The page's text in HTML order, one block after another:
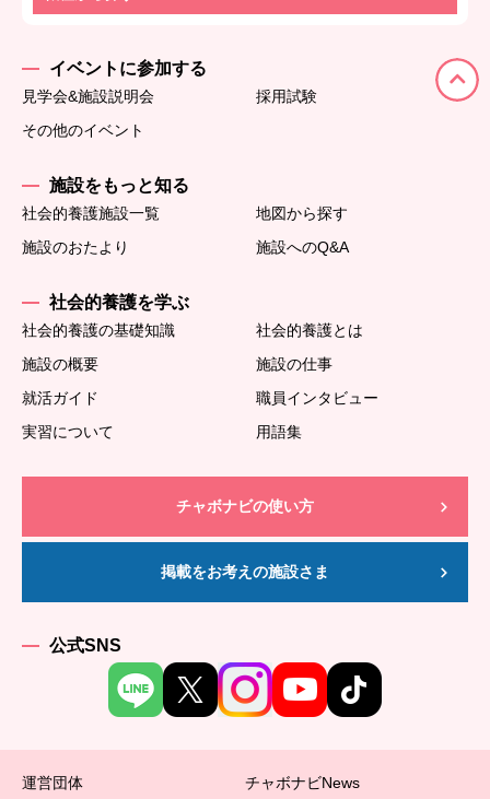
イベントに参加する
見学会&施設説明会
採用試験
その他のイベント
施設をもっと知る
社会的養護施設一覧
地図から探す
施設のおたより
施設へのQ&A
社会的養護を学ぶ
社会的養護の基礎知識
社会的養護とは
施設の概要
施設の仕事
就活ガイド
職員インタビュー
実習について
用語集
チャボナビの使い方
掲載をお考えの施設さま
公式SNS
運営団体 チャボナビNews